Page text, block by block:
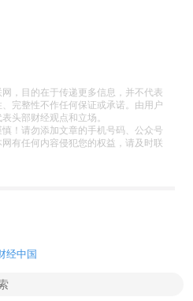
，目的在于传递更多信息，并不代表
完整性不作任何保证或承诺。由用户
头部财经观点和立场。
！请勿添加文章的手机号码、公众号
有任何内容侵犯您的权益，请及时联
经中国